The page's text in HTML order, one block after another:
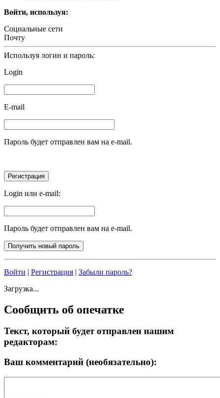
Войти, используя:
Социальные сети
Почту
Используя логин и пароль:
Login
E-mail
Пароль будет отправлен вам на e-mail.
Login или e-mail:
Пароль будет отправлен вам на e-mail.
Войти | Регистрация | Забыли пароль?
Загрузка...
Сообщить об опечатке
Текст, который будет отправлен нашим
редакторам:
Ваш комментарий (необязательно):